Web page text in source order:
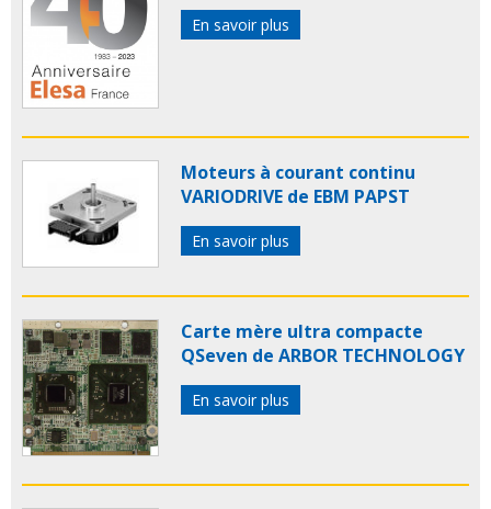
En savoir plus
Moteurs à courant continu
VARIODRIVE de EBM PAPST
En savoir plus
Carte mère ultra compacte
QSeven de ARBOR TECHNOLOGY
En savoir plus